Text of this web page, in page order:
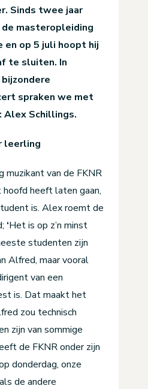
Sinds twee jaar
masteropleiding
en op 5 juli hoopt hij
te sluiten. In
spraken we met
Alex Schillings.
leerling
muzikant van de FKNR
heeft laten gaan,
is. Alex roemt de
‘Het is op z’n minst
studenten zijn
Alfred, maar vooral
van een
is. Dat maakt het
zou technisch
zijn van sommige
de FKNR onder zijn
donderdag, onze
de andere